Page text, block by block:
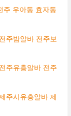
우아동 효자동
주밤알바 전주보
주유흥알바 전주
주시유흥알바 제